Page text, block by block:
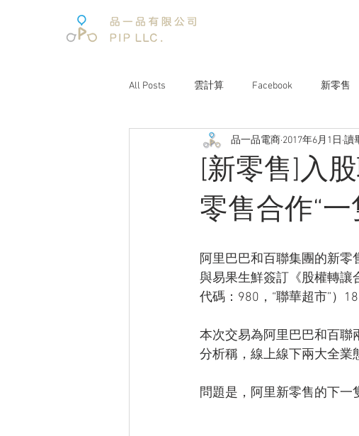
All Posts 雲計算 Facebook 新零售
電子商務報告 阿里巴巴
品牌經營 互聯網人物
阿里巴巴 未來零售
[新零售]入
零售合作“
品一品電商 2017年6月1日 讀
阿里巴巴和百聯集團的新零
與易果生鮮簽訂《股權轉讓
代碼：980，“聯華超市”）
本次交易為阿里巴巴和百聯
分析稱，線上線下兩大全業
問題是，阿里新零售的下一